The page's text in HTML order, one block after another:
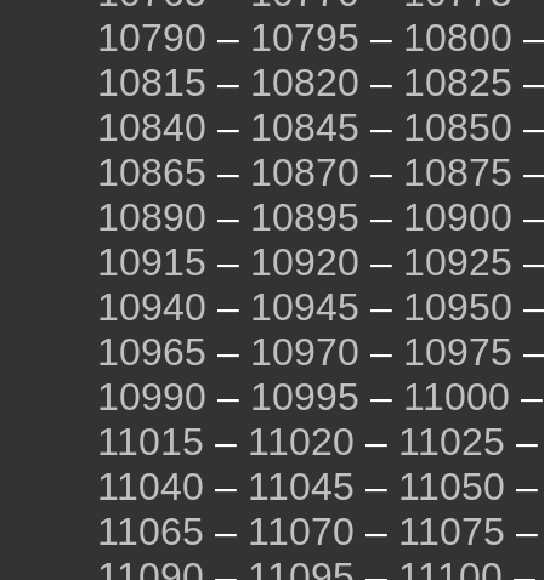
10790 – 10795 – 10800
10815 – 10820 – 10825
10840 – 10845 – 10850
10865 – 10870 – 10875
10890 – 10895 – 10900
10915 – 10920 – 10925
10940 – 10945 – 10950
10965 – 10970 – 10975
10990 – 10995 – 11000
11015 – 11020 – 11025
11040 – 11045 – 11050
11065 – 11070 – 11075